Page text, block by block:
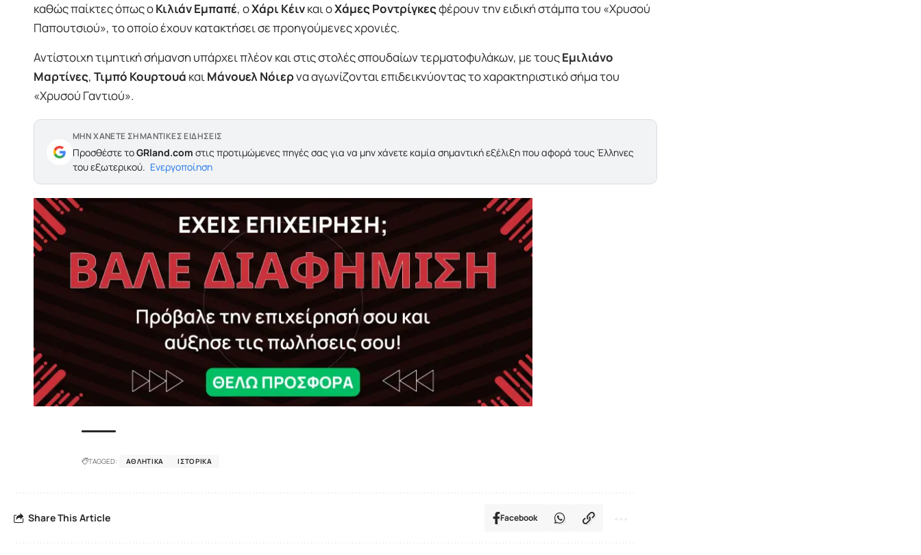
καθώς παίκτες όπως οΚιλιάν Εμπαπέ, οΧάρι Κέινκαι οΧάμες Ροντρίγκεςφέρουν την ειδική στάμπα του «Χρυσού
Παπουτσιού», το οποίο έχουν κατακτήσει σε προηγούμενες χρονιές.
Αντίστοιχη τιμητική σήμανση υπάρχει πλέον και στις στολές σπουδαίων τερματοφυλάκων, με τουςΕμιλιάνο
Μαρτίνες, Τιμπό Κουρτουά καιΜάνουελ Νόιερνα αγωνίζονται επιδεικνύοντας το χαρακτηριστικό σήμα του
«Χρυσού Γαντιού».
ΜΗΝ ΧΑΝΕΤΕ ΣΗΜΑΝΤΙΚΕΣ ΕΙΔΗΣΕΙΣ
Προσθέστε τοGRland.com στις προτιμώμενες πηγές σας για να μην χάνετε καμία σημαντική εξέλιξη που αφορά τους Έλληνες
του εξωτερικού. Ενεργοποίηση
TAGGED: ΑΘΛΗΤΙΚΆ ΙΣΤΟΡΙΚΆ
Share This Article Facebook